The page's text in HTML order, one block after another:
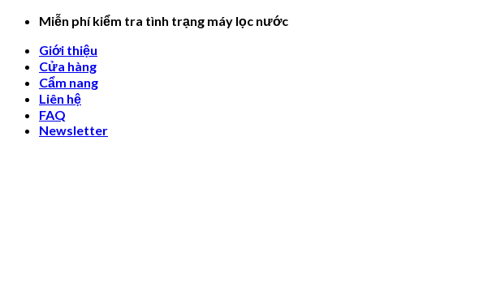
Skip
content
Miễn phí kiểm tra tình trạng máy lọc nước
Giới thiệu
Cửa hàng
Cẩm nang
Liên hệ
FAQ
Newsletter